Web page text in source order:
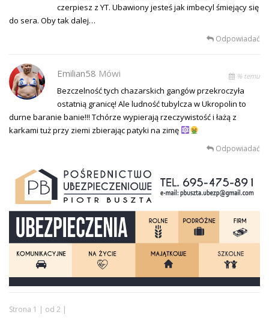
czerpiesz z YT. Ubawiony jesteś jak imbecyl śmiejący się
do sera. Oby tak dalej…
Odpowiadać
Emilian58 Mówi % temu
Bezczelność tych chazarskich gangów przekroczyła
ostatnią granicę! Ale ludność tubylcza w Ukropolin to
durne baranie banie!!! Tchórze wypierają rzeczywistość i łażą z
karkami tuż przy ziemi zbierając patyki na zimę
Odpowiadać
Strona 1 | od 2 |